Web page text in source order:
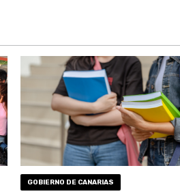
GOBIERNO DE CANARIAS